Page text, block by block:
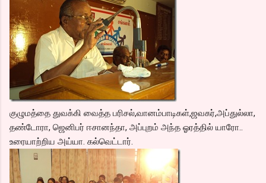
குழுமத்தை துவக்கி வைத்த பரிசல்,வானம்பாடிகள்,ஜவகர்,அப்துல்லா,
தண்டோரா, ஜெனிபர் ஈசானந்தா, அப்புறம் அந்த ஓரத்தில் யாரோ..
உரையாற்றிய அய்யா. கல்வெட்டார்.